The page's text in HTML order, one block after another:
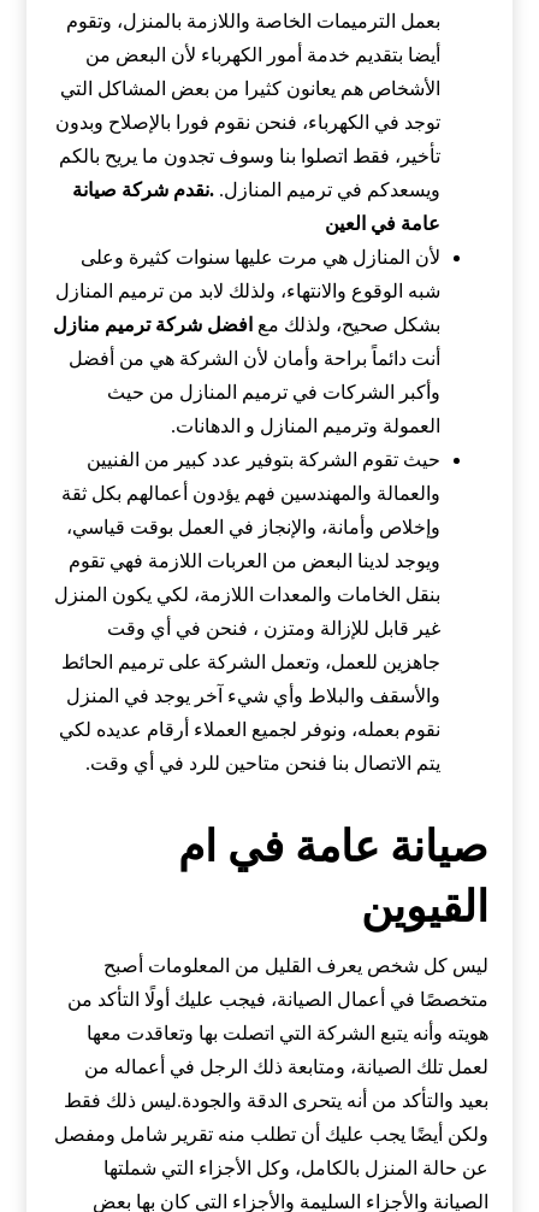
بعمل الترميمات الخاصة واللازمة بالمنزل، وتقوم
أيضا بتقديم خدمة أمور الكهرباء لأن البعض من
الأشخاص هم يعانون كثيرا من بعض المشاكل التي
توجد في الكهرباء، فنحن نقوم فورا بالإصلاح وبدون
تأخير، فقط اتصلوا بنا وسوف تجدون ما يريح بالكم
ويسعدكم في ترميم المنازل..نقدمشركة صيانة
عامة في العين
لأن المنازل هي مرت عليها سنوات كثيرة وعلى
شبه الوقوع والانتهاء، ولذلك لابد من ترميم المنازل
بشكل صحيح، ولذلك مع افضل شركة ترميم منازل
أنت دائماً براحة وأمان لأن الشركة هي من أفضل
وأكبر الشركات في ترميم المنازل من حيث
العمولة وترميم المنازل و الدهانات.
حيث تقوم الشركة بتوفير عدد كبير من الفنيين
والعمالة والمهندسين فهم يؤدون أعمالهم بكل ثقة
وإخلاص وأمانة، والإنجاز في العمل بوقت قياسي،
ويوجد لدينا البعض من العربات اللازمة فهي تقوم
بنقل الخامات والمعدات اللازمة، لكي يكون المنزل
غير قابل للإزالة ومتزن ، فنحن في أي وقت
جاهزين للعمل، وتعمل الشركة على ترميم الحائط
والأسقف والبلاط وأي شيء آخر يوجد في المنزل
نقوم بعمله، ونوفر لجميع العملاء أرقام عديده لكي
يتم الاتصال بنا فنحن متاحين للرد في أي وقت.
صيانة عامة في ام
القيوين
ليس كل شخص يعرف القليل من المعلومات أصبح
متخصصًا في أعمال الصيانة، فيجب عليك أولًا التأكد من
هويته وأنه يتبع الشركة التي اتصلت بها وتعاقدت معها
لعمل تلك الصيانة، ومتابعة ذلك الرجل في أعماله من
بعيد والتأكد من أنه يتحرى الدقة والجودة.ليس ذلك فقط
ولكن أيضًا يجب عليك أن تطلب منه تقرير شامل ومفصل
عن حالة المنزل بالكامل، وكل الأجزاء التي شملتها
الصيانة والأجزاء السليمة والأجزاء التي كان بها بعض